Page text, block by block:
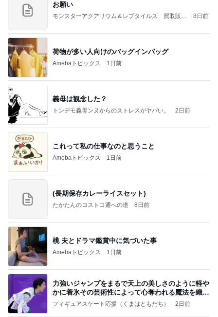
お願い
モンスターアクアリウム＆レプタイルズ 買取販売
8日前
荷物が多い人向けのバッグインバッグ
Amebaトピックス 1日前
義母は観念した？
トンデモ義母ンヌからのストレスがヤバい。 2日前
これって私の仕事なのと思うこと
Amebaトピックス 1日前
(長期保存カレーライスセット)
たかたんのコストコ通への道 8日前
桃 夫とドラマ鑑賞中に気づいた事
Amebaトピックス 1日前
力強いジャンプをまるで天上の美しさのように軽や
かに着氷その芸術性によって心奪われる魔法を織り
なす
フィギュアスケート応援（くまはともだち） 2日前